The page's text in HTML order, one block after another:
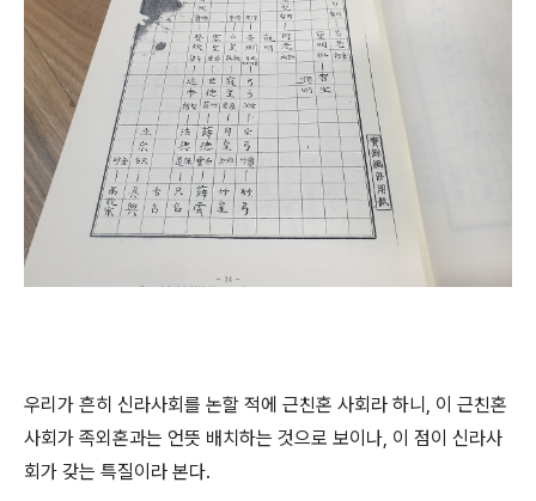
우리가 흔히 신라사회를 논할 적에 근친혼 사회라 하니, 이 근친혼
사회가 족외혼과는 언뜻 배치하는 것으로 보이나, 이 점이 신라사
회가 갖는 특질이라 본다.